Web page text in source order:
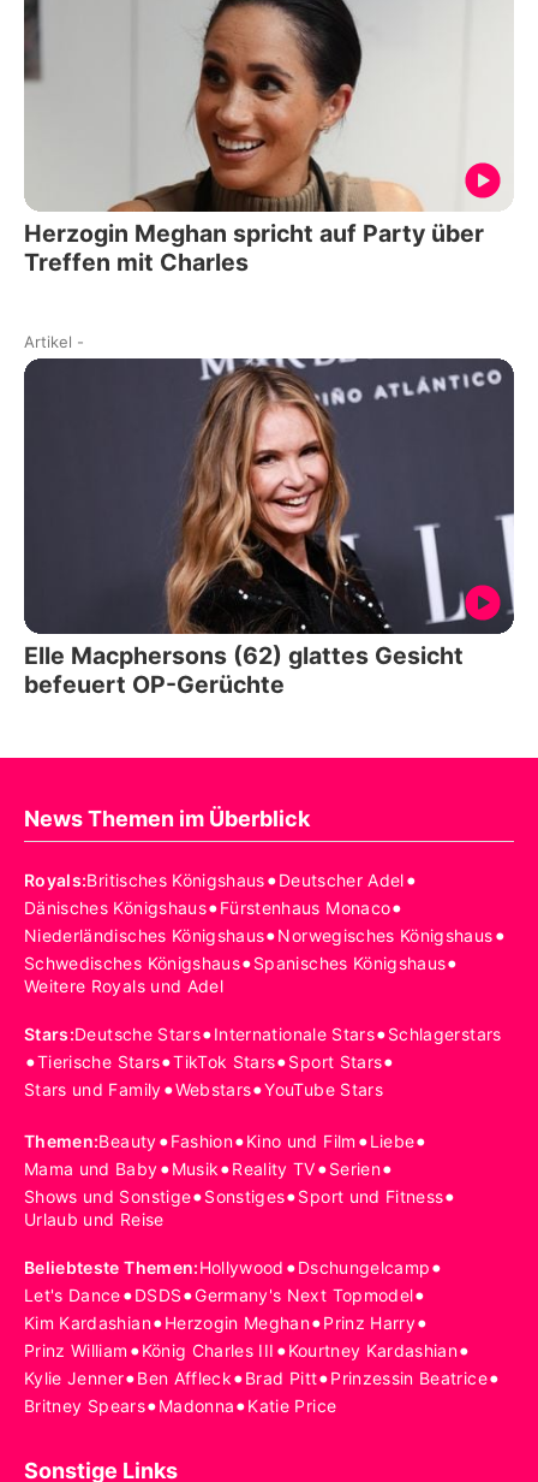
Herzogin Meghan spricht auf Party über
Treffen mit Charles
Artikel -
Elle Macphersons (62) glattes Gesicht
befeuert OP-Gerüchte
News Themen im Überblick
Royals:Britisches Königshaus•Deutscher Adel•
Dänisches Königshaus•Fürstenhaus Monaco•
Niederländisches Königshaus•Norwegisches Königshaus•
Schwedisches Königshaus•Spanisches Königshaus•
Weitere Royals und Adel
Stars:Deutsche Stars•Internationale Stars•Schlagerstars
•Tierische Stars•TikTok Stars•Sport Stars•
Stars und Family•Webstars•YouTube Stars
Themen:Beauty•Fashion•Kino und Film •Liebe•
Mama und Baby•Musik•Reality TV•Serien•
Shows und Sonstige•Sonstiges•Sport und Fitness•
Urlaub und Reise
Beliebteste Themen:Hollywood •Dschungelcamp•
Let's Dance•DSDS•Germany's Next Topmodel•
Kim Kardashian•Herzogin Meghan•Prinz Harry•
Prinz William •König Charles III •Kourtney Kardashian•
Kylie Jenner•Ben Affleck•Brad Pitt•Prinzessin Beatrice•
Britney Spears•Madonna•Katie Price
Sonstige Links